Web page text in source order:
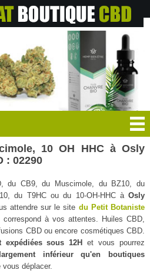
10 OH HHC à Osly
: 02290
du CB9, du Muscimole, du BZ10, du
du T9HC ou du 10-OH-HHC àOsly
attendre sur le site du Petit Botaniste
à vos attentes. Huiles CBD,
CBD ou encore cosmétiques CBD.
sous 12H
et vous pourrez
inférieur qu'en boutiques
déplacer.